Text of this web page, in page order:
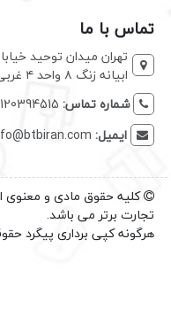
تماس با ما
ابیانه زنگ ۸ واحد ۴ غربی
شماره تماس: - 09120394508
ایمیل:
کلیه حقوق مادی و معنوی
تجارت برتر می باشد.
هرگونه کپی برداری پیگرد